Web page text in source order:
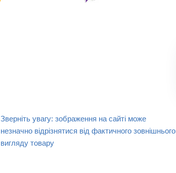
Зверніть увагу: зображення на сайті може
незначно відрізнятися від фактичного зовнішнього
вигляду товару